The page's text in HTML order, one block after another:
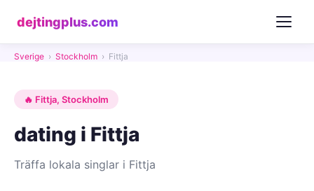
dejtingplus.com
Sverige › Stockholm › Fittja
🔥 Fittja, Stockholm
dating i Fittja
Träffa lokala singlar i Fittja